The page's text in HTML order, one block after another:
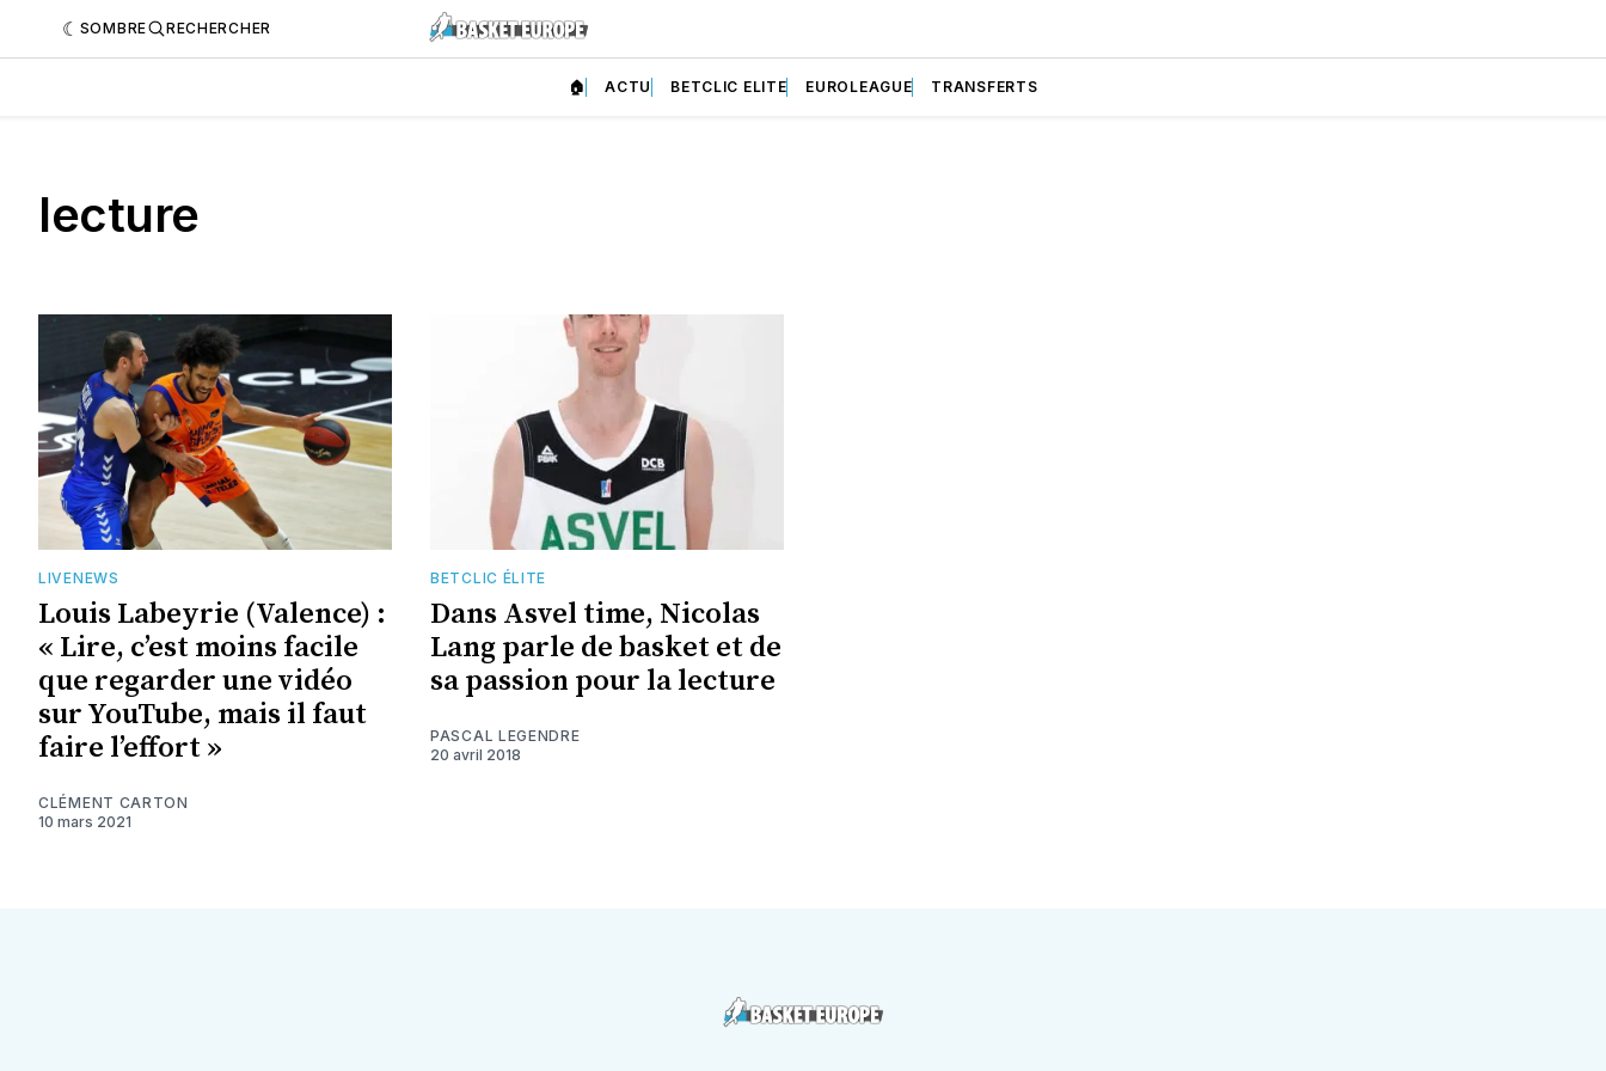
SOMBRE RECHERCHER
🏠 ACTU BETCLIC ELITE EUROLEAGUE TRANSFERTS
lecture
LIVENEWS
Louis Labeyrie (Valence) :
« Lire, c’est moins facile
que regarder une vidéo
sur YouTube, mais il faut
faire l’effort »
CLÉMENT CARTON
10 mars 2021
BETCLIC ÉLITE
Dans Asvel time, Nicolas
Lang parle de basket et de
sa passion pour la lecture
PASCAL LEGENDRE
20 avril 2018